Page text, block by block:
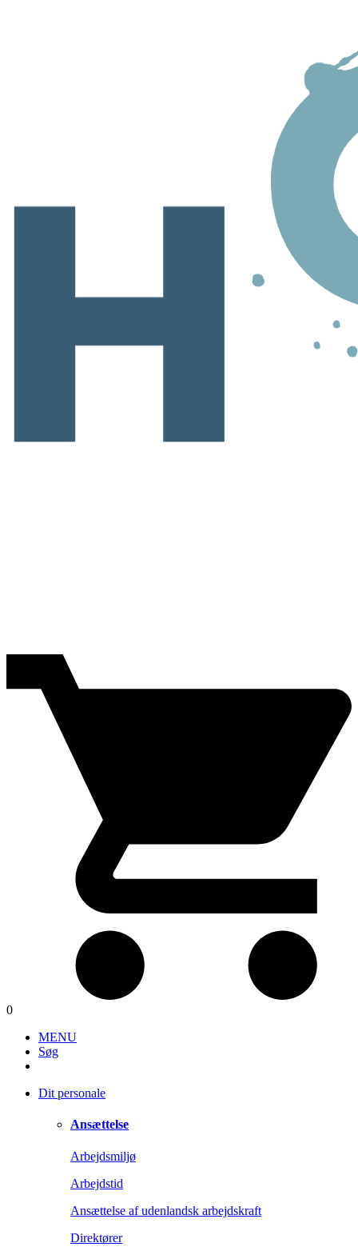
0
MENU
Søg
Dit personale
Ansættelse
Arbejdsmiljø
Arbejdstid
Ansættelse af udenlandsk arbejdskraft
Direktører